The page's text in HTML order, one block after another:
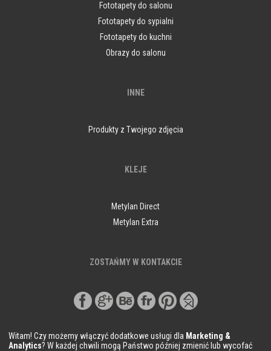
Fototapety do salonu
Fototapety do sypialni
Fototapety do kuchni
Obrazy do salonu
INNE
Produkty z Twojego zdjęcia
KLEJE
Metylan Direct
Metylan Extra
ZOSTAŃMY W KONTAKCIE
Witam! Czy możemy włączyć dodatkowe usługi dla Marketing &
Analytics? W każdej chwili mogą Państwo później zmienić lub wycofać